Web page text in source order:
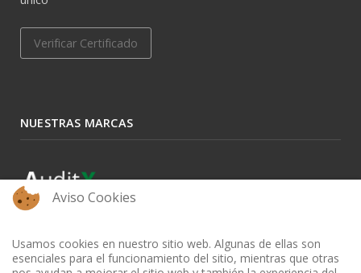
Verificar Certificado
NUESTRAS MARCAS
Aviso Cookies
Usamos cookies en nuestro sitio web. Algunas de ellas son
esenciales para el funcionamiento del sitio, mientras que otras